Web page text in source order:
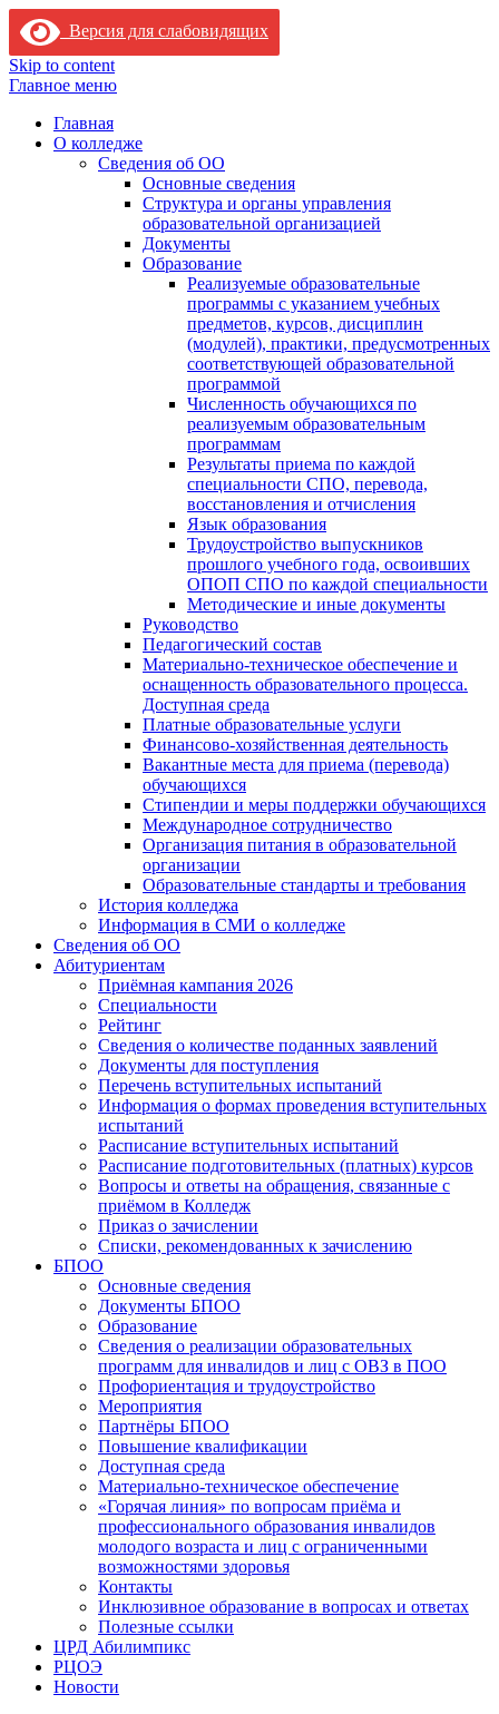
Версия для слабовидящих
Skip to content
Главное меню
Главная
О колледже
Сведения об ОО
Основные сведения
Структура и органы управления
образовательной организацией
Документы
Образование
Реализуемые образовательные
программы с указанием учебных
предметов, курсов, дисциплин
(модулей), практики, предусмотренных
соответствующей образовательной
программой
Численность обучающихся по
реализуемым образовательным
программам
Результаты приема по каждой
специальности СПО, перевода,
восстановления и отчисления
Язык образования
Трудоустройство выпускников
прошлого учебного года, освоивших
ОПОП СПО по каждой специальности
Методические и иные документы
Руководство
Педагогический состав
Материально-техническое обеспечение и
оснащенность образовательного процесса.
Доступная среда
Платные образовательные услуги
Финансово-хозяйственная деятельность
Вакантные места для приема (перевода)
обучающихся
Стипендии и меры поддержки обучающихся
Международное сотрудничество
Организация питания в образовательной
организации
Образовательные стандарты и требования
История колледжа
Информация в СМИ о колледже
Сведения об ОО
Абитуриентам
Приёмная кампания 2026
Специальности
Рейтинг
Сведения о количестве поданных заявлений
Документы для поступления
Перечень вступительных испытаний
Информация о формах проведения вступительных
испытаний
Расписание вступительных испытаний
Расписание подготовительных (платных) курсов
Вопросы и ответы на обращения, связанные с
приёмом в Колледж
Приказ о зачислении
Списки, рекомендованных к зачислению
БПОО
Основные сведения
Документы БПОО
Образование
Сведения о реализации образовательных
программ для инвалидов и лиц с ОВЗ в ПОО
Профориентация и трудоустройство
Мероприятия
Партнёры БПОО
Повышение квалификации
Доступная среда
Материально-техническое обеспечение
«Горячая линия» по вопросам приёма и
профессионального образования инвалидов
молодого возраста и лиц с ограниченными
возможностями здоровья
Контакты
Инклюзивное образование в вопросах и ответах
Полезные ссылки
ЦРД Абилимпикс
РЦОЭ
Новости